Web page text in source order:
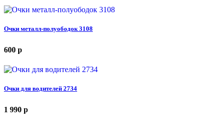
Очки металл-полуободок 3108
600 p
Очки для водителей 2734
1 990 p